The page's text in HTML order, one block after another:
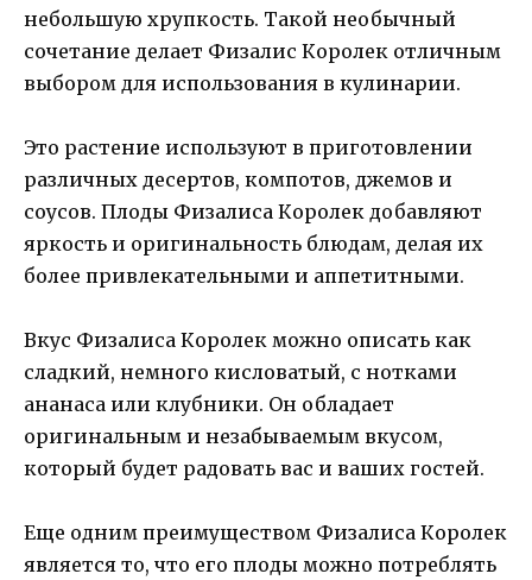
небольшую хрупкость. Такой необычный
сочетание делает Физалис Королек отличным
выбором для использования в кулинарии.
Это растение используют в приготовлении
различных десертов, компотов, джемов и
соусов. Плоды Физалиса Королек добавляют
яркость и оригинальность блюдам, делая их
более привлекательными и аппетитными.
Вкус Физалиса Королек можно описать как
сладкий, немного кисловатый, с нотками
ананаса или клубники. Он обладает
оригинальным и незабываемым вкусом,
который будет радовать вас и ваших гостей.
Еще одним преимуществом Физалиса Королек
является то, что его плоды можно потреблять